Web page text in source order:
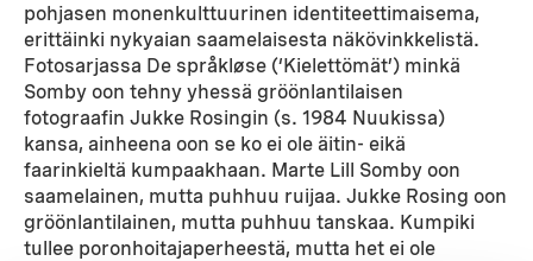
pohjasen monenkulttuurinen identiteettimaisema,
erittäinki nykyaian saamelaisesta näkövinkkelistä.
Fotosarjassa De språkløse (‘Kielettömät’) minkä
Somby oon tehny yhessä gröönlantilaisen
fotograafin Jukke Rosingin (s. 1984 Nuukissa)
kansa, ainheena oon se ko ei ole äitin- eikä
faarinkieltä kumpaakhaan. Marte Lill Somby oon
saamelainen, mutta puhhuu ruijaa. Jukke Rosing oon
gröönlantilainen, mutta puhhuu tanskaa. Kumpiki
tullee poronhoitajaperheestä, mutta het ei ole